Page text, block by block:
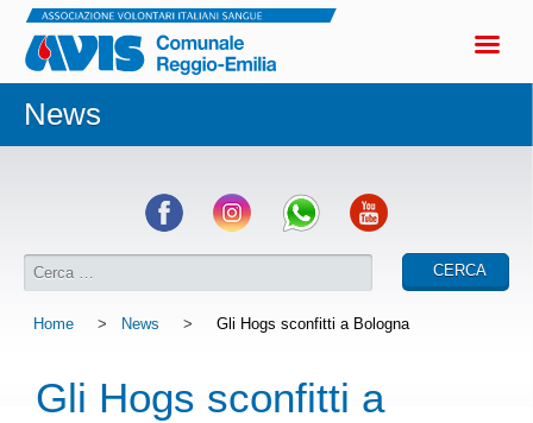
News
Home > News > Gli Hogs sconfitti a Bologna
Gli Hogs sconfitti a